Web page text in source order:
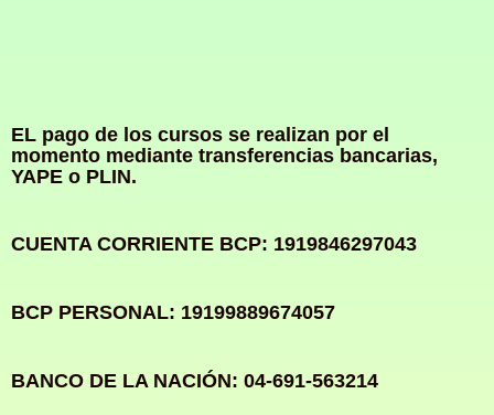
EL pago de los cursos se realizan por el
momento mediante transferencias bancarias,
YAPE o PLIN.
CUENTA CORRIENTE BCP: 1919846297043
BCP PERSONAL: 19199889674057
BANCO DE LA NACIÓN: 04-691-563214